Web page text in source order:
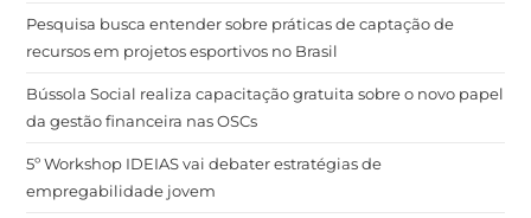
Pesquisa busca entender sobre práticas de captação de
recursos em projetos esportivos no Brasil
Bússola Social realiza capacitação gratuita sobre o novo papel
da gestão financeira nas OSCs
5º Workshop IDEIAS vai debater estratégias de
empregabilidade jovem